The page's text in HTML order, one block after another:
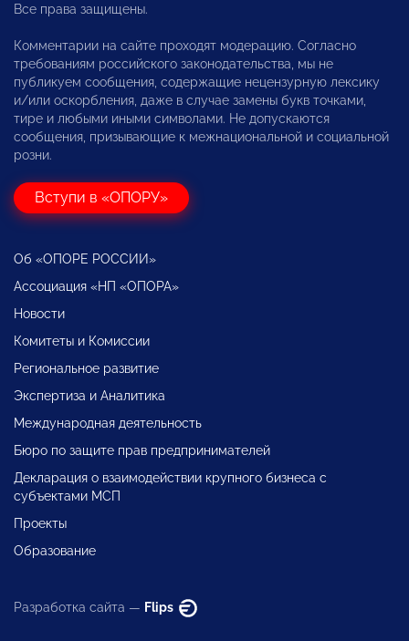
Все права защищены.
Комментарии на сайте проходят модерацию. Согласно
требованиям российского законодательства, мы не
публикуем сообщения, содержащие нецензурную лексику
и/или оскорбления, даже в случае замены букв точками,
тире и любыми иными символами. Не допускаются
сообщения, призывающие к межнациональной и социальной
розни.
Вступи в «ОПОРУ»
Об «ОПОРЕ РОССИИ»
Ассоциация «НП «ОПОРА»
Новости
Комитеты и Комиссии
Региональное развитие
Экспертиза и Аналитика
Международная деятельность
Бюро по защите прав предпринимателей
Декларация о взаимодействии крупного бизнеса с
субъектами МСП
Проекты
Образование
Разработка сайта — Flips